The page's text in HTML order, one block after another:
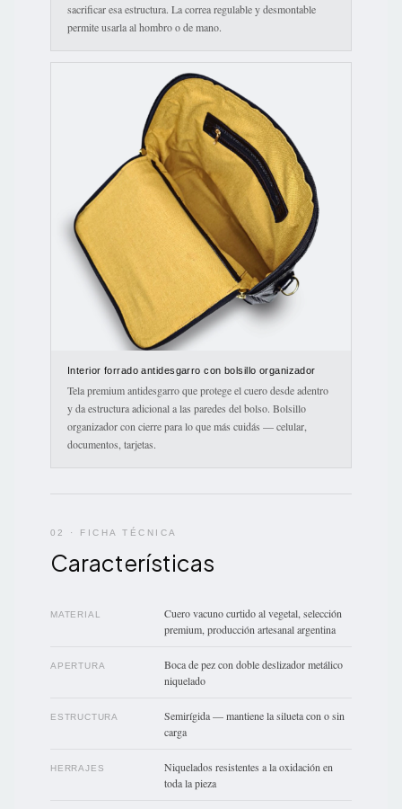
sacrificar esa estructura. La correa regulable y desmontable
permite usarla al hombro o de mano.
Interior forrado antidesgarro con bolsillo organizador
Tela premium antidesgarro que protege el cuero desde adentro
y da estructura adicional a las paredes del bolso. Bolsillo
organizador con cierre para lo que más cuidás — celular,
documentos, tarjetas.
02 · FICHA TÉCNICA
Características
MATERIAL
Cuero vacuno curtido al vegetal, selección
premium, producción artesanal argentina
APERTURA
Boca de pez con doble deslizador metálico
niquelado
ESTRUCTURA
Semirígida — mantiene la silueta con o sin
carga
HERRAJES
Niquelados resistentes a la oxidación en
toda la pieza